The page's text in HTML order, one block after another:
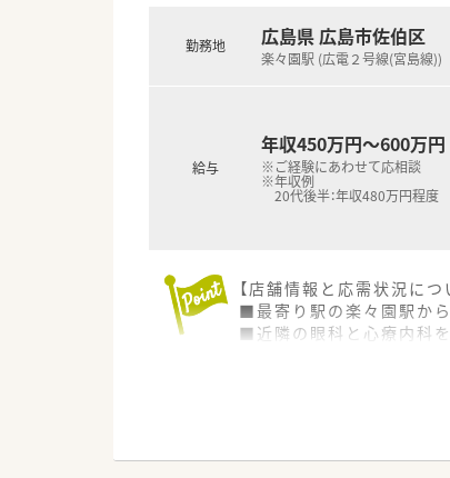
■認知症ケア専門士やア
誰もが自発的にスキル
生活背景が変わっても
■有給休暇も平均10.3日
年間休日120日以上とお
患者様に薬剤師が歩み寄
薬剤師様・事務様が多い
■全員で地元貢献の為様
■産育休制度はもちろん
小学校就学前までのお
■仕事とプライベート両
積極的に有給休暇を取
勤務地 広島県 広島市佐伯区
楽々園駅 (広電２号線(宮島線))
給与
年収450万円～600万円
※ご経験にあわせて応相談
※年収例
20代後半：年収480万円程度
【店舗情報と応需状況につ
■最寄り駅の楽々園駅か
■近隣の眼科と心療内科
■現任の管理薬剤師が退
■これまでのご経験も大
■チームで協力し、より